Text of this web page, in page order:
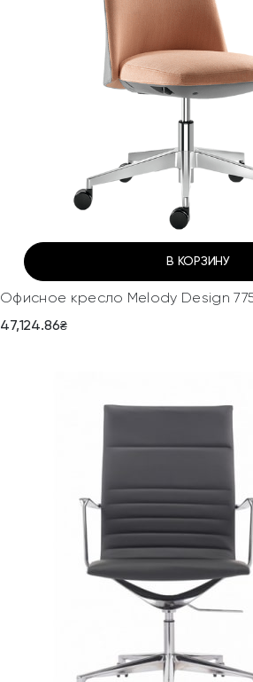
В КОРЗИНУ
Офисное кресло Melody Design
47,124.86₴